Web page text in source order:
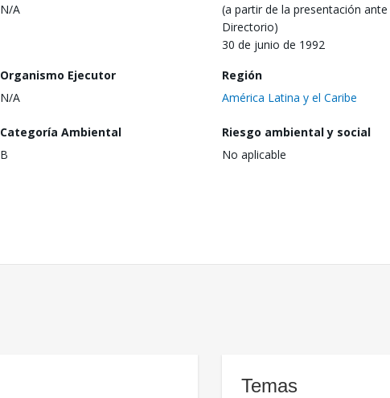
N/A
(a partir de la presentación ante
Directorio)
30 de junio de 1992
Organismo Ejecutor
N/A
Región
América Latina y el Caribe
Categoría Ambiental
B
Riesgo ambiental y social
No aplicable
Temas